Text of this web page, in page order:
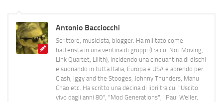
Antonio Bacciocchi
Scrittore, musicista, blogger. Ha militato come
batterista in una ventina di gruppi (tra cui Not Moving,
Link Quartet, Lilith), incidendo una cinquantina di dischi
e suonando in tutta Italia, Europa e USA e aprendo per
Clash, Iggy and the Stooges, Johnny Thunders, Manu
Chao etc. Ha scritto una decina di libri tra cui "Uscito
vivo dagli anni 80", "Mod Generations", "Paul Weller,